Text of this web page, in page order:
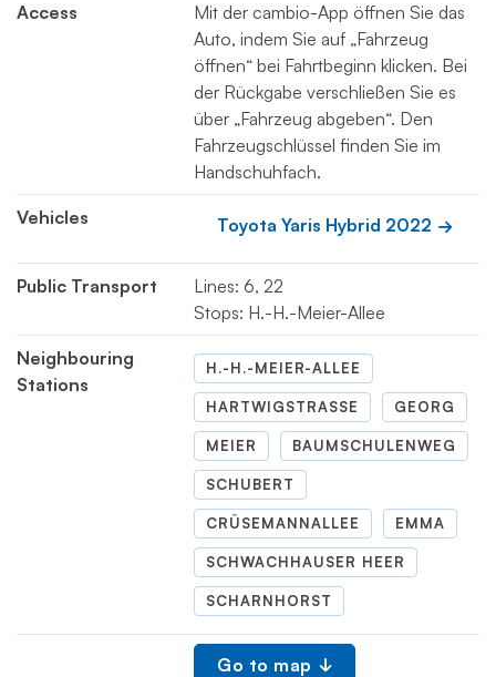
Access
Mit der cambio-App öffnen Sie das
Auto, indem Sie auf „Fahrzeug
öffnen“ bei Fahrtbeginn klicken. Bei
der Rückgabe verschließen Sie es
über „Fahrzeug abgeben“. Den
Fahrzeugschlüssel finden Sie im
Handschuhfach.
Vehicles Toyota Yaris Hybrid 2022
Public Transport
Lines: 6, 22
Stops: H.-H.-Meier-Allee
Neighbouring
Stations
H.-H.-MEIER-ALLEE
HARTWIGSTRASSE GEORG
MEIER BAUMSCHULENWEG
SCHUBERT
CRÜSEMANNALLEE EMMA
SCHWACHHAUSER HEER
SCHARNHORST
Go to map